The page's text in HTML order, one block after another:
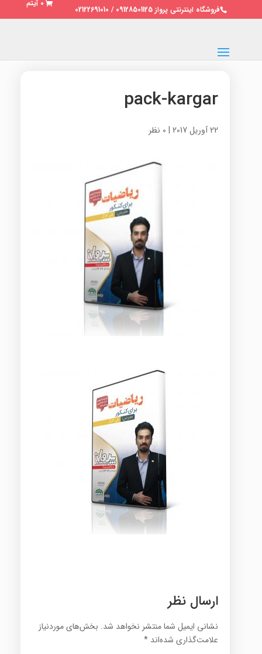
فروشگاه اینترنتی پرواز 09128501125 / 02122691010
0 آیتم
pack-kargar
22 آوریل 2017 | 0 نظر
ارسال نظر
نشانی ایمیل شما منتشر نخواهد شد. بخش‌های موردنیاز
علامت‌گذاری شده‌اند *